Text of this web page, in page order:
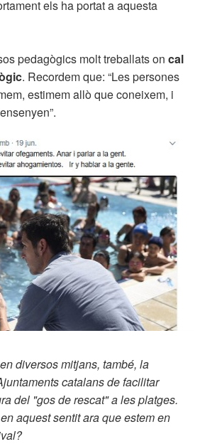
els ha portat a aquesta
pedagògics molt treballats on cal
. Recordem que: “Les persones
estimem allò que coneixem, i
diversos mitjans, també, la
catalans de facilitar
del "gos de rescat" a les platges.
aquest sentit ara que estem en